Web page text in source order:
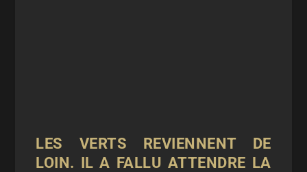
LES VERTS REVIENNENT DE
LOIN. IL A FALLU ATTENDRE LA